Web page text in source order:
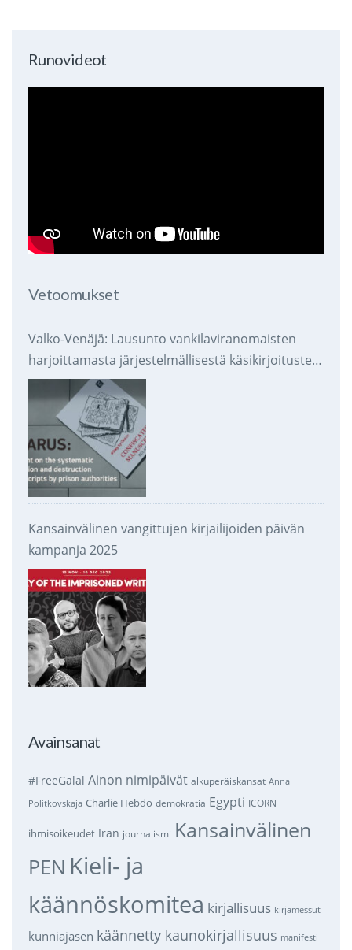
Runovideot
Vetoomukset
Valko-Venäjä: Lausunto vankilaviranomaisten
harjoittamasta järjestelmällisestä käsikirjoitusten
takavarikoinnista ja tuhoamisesta
Kansainvälinen vangittujen kirjailijoiden päivän
kampanja 2025
Avainsanat
#FreeGalal Ainon nimipäivät alkuperäiskansat Anna
Politkovskaja Charlie Hebdo demokratia Egypti ICORN
ihmisoikeudet Iran journalismi Kansainvälinen
PEN Kieli- ja
käännöskomitea kirjallisuus kirjamessut
kunniajäsen käännetty kaunokirjallisuus manifesti